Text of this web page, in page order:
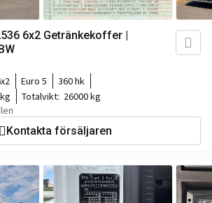
6x2 Getränkekoffer |
Euro 5
360 hk
Totalvikt: 26000 kg
Kontakta försäljaren